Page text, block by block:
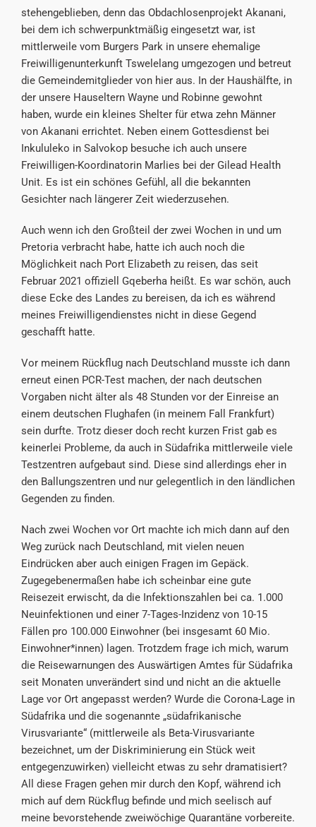
stehengeblieben, denn das Obdachlosenprojekt Akanani,
bei dem ich schwerpunktmäßig eingesetzt war, ist
mittlerweile vom Burgers Park in unsere ehemalige
Freiwilligenunterkunft Tswelelang umgezogen und betreut
die Gemeindemitglieder von hier aus. In der Haushälfte, in
der unsere Hauseltern Wayne und Robinne gewohnt
haben, wurde ein kleines Shelter für etwa zehn Männer
von Akanani errichtet. Neben einem Gottesdienst bei
Inkululeko in Salvokop besuche ich auch unsere
Freiwilligen-Koordinatorin Marlies bei der Gilead Health
Unit. Es ist ein schönes Gefühl, all die bekannten
Gesichter nach längerer Zeit wiederzusehen.
Auch wenn ich den Großteil der zwei Wochen in und um
Pretoria verbracht habe, hatte ich auch noch die
Möglichkeit nach Port Elizabeth zu reisen, das seit
Februar 2021 offiziell Gqeberha heißt. Es war schön, auch
diese Ecke des Landes zu bereisen, da ich es während
meines Freiwilligendienstes nicht in diese Gegend
geschafft hatte.
Vor meinem Rückflug nach Deutschland musste ich dann
erneut einen PCR-Test machen, der nach deutschen
Vorgaben nicht älter als 48 Stunden vor der Einreise an
einem deutschen Flughafen (in meinem Fall Frankfurt)
sein durfte. Trotz dieser doch recht kurzen Frist gab es
keinerlei Probleme, da auch in Südafrika mittlerweile viele
Testzentren aufgebaut sind. Diese sind allerdings eher in
den Ballungszentren und nur gelegentlich in den ländlichen
Gegenden zu finden.
Nach zwei Wochen vor Ort machte ich mich dann auf den
Weg zurück nach Deutschland, mit vielen neuen
Eindrücken aber auch einigen Fragen im Gepäck.
Zugegebenermaßen habe ich scheinbar eine gute
Reisezeit erwischt, da die Infektionszahlen bei ca. 1.000
Neuinfektionen und einer 7-Tages-Inzidenz von 10-15
Fällen pro 100.000 Einwohner (bei insgesamt 60 Mio.
Einwohner*innen) lagen. Trotzdem frage ich mich, warum
die Reisewarnungen des Auswärtigen Amtes für Südafrika
seit Monaten unverändert sind und nicht an die aktuelle
Lage vor Ort angepasst werden? Wurde die Corona-Lage in
Südafrika und die sogenannte „südafrikanische
Virusvariante“ (mittlerweile als Beta-Virusvariante
bezeichnet, um der Diskriminierung ein Stück weit
entgegenzuwirken) vielleicht etwas zu sehr dramatisiert?
All diese Fragen gehen mir durch den Kopf, während ich
mich auf dem Rückflug befinde und mich seelisch auf
meine bevorstehende zweiwöchige Quarantäne vorbereite.